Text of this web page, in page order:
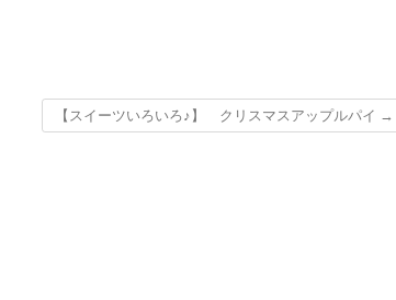
【スイーツいろいろ♪】 クリスマスアップルパイ →